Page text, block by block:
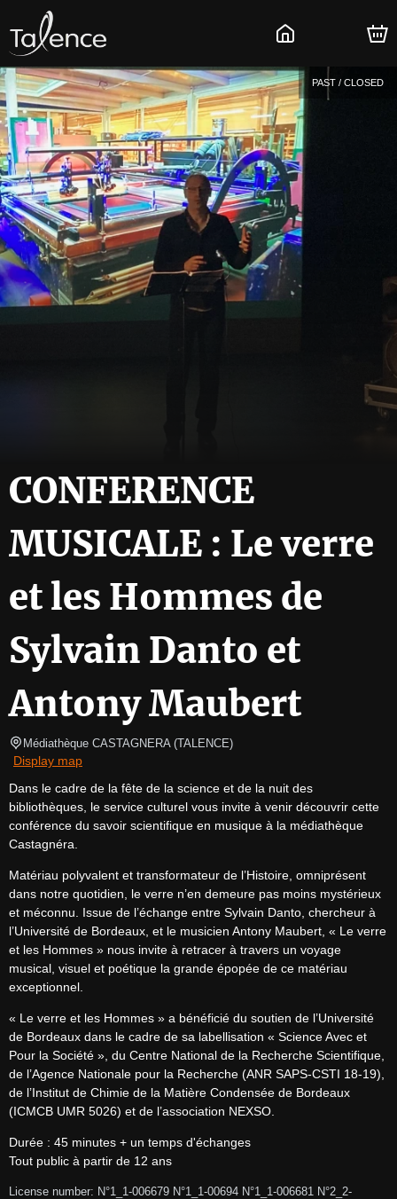
PAST / CLOSED
CONFERENCE
MUSICALE : Le verre
et les Hommes de
Sylvain Danto et
Antony Maubert
Médiathèque CASTAGNERA (TALENCE)
Display map
Dans le cadre de la fête de la science et de la nuit des
bibliothèques, le service culturel vous invite à venir découvrir cette
conférence du savoir scientifique en musique à la médiathèque
Castagnéra.
Matériau polyvalent et transformateur de l’Histoire, omniprésent
dans notre quotidien, le verre n’en demeure pas moins mystérieux
et méconnu. Issue de l’échange entre Sylvain Danto, chercheur à
l’Université de Bordeaux, et le musicien Antony Maubert, « Le verre
et les Hommes » nous invite à retracer à travers un voyage
musical, visuel et poétique la grande épopée de ce matériau
exceptionnel.
« Le verre et les Hommes » a bénéficié du soutien de l’Université
de Bordeaux dans le cadre de sa labellisation « Science Avec et
Pour la Société », du Centre National de la Recherche Scientifique,
de l’Agence Nationale pour la Recherche (ANR SAPS-CSTI 18-19),
de l’Institut de Chimie de la Matière Condensée de Bordeaux
(ICMCB UMR 5026) et de l’association NEXSO.
Durée : 45 minutes + un temps d'échanges
Tout public à partir de 12 ans
License number: N°1_1-006679 N°1_1-00694 N°1_1-006681 N°2_2-